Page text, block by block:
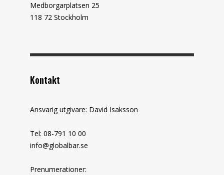
Medborgarplatsen 25
118 72 Stockholm
Kontakt
Ansvarig utgivare: David Isaksson
Tel: 08-791 10 00
info@globalbar.se
Prenumerationer: